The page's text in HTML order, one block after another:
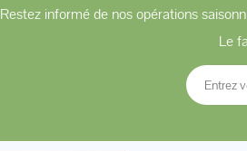
Restez informé de nos opérations
Le